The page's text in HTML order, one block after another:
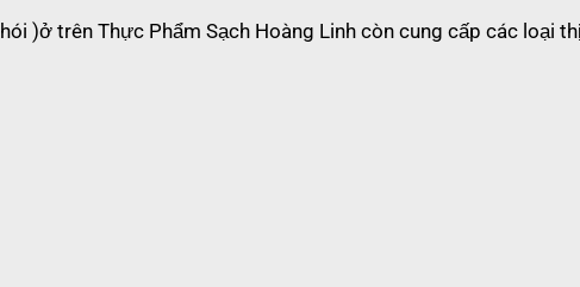
)ở trên Thực Phẩm Sạch Hoàng Linh còn cung cấp các loại